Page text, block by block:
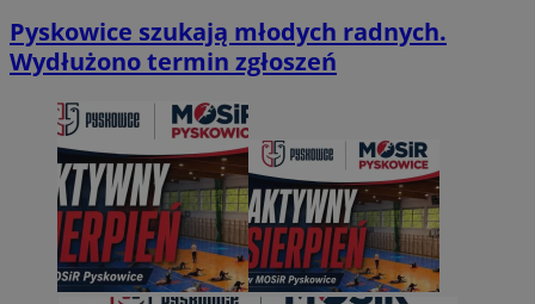
Pyskowice szukają młodych radnych.
Wydłużono termin zgłoszeń